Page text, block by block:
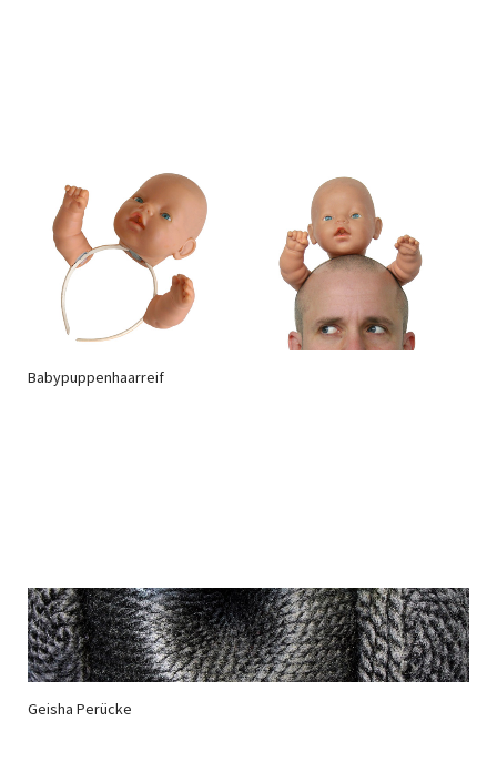
Babypuppenhaarreif
Geisha Perücke